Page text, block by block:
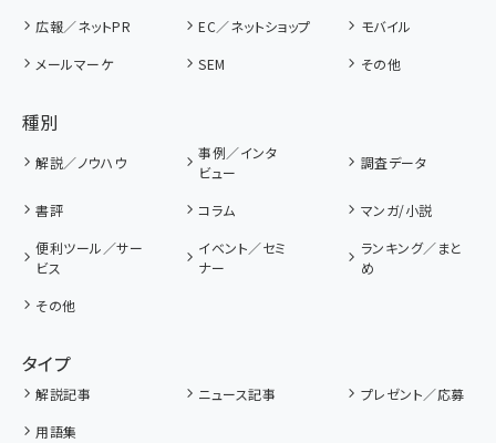
広報／ネットPR
EC／ネットショップ
モバイル
メールマーケ
SEM その他
種別
解説／ノウハウ
事例／インタ
ビュー
調査データ
書評 コラム
マンガ/小説
便利ツール／サー
ビス
イベント／セミ
ナー
ランキング／まと
め
その他
タイプ
解説記事 ニュース記事
プレゼント／応募
用語集